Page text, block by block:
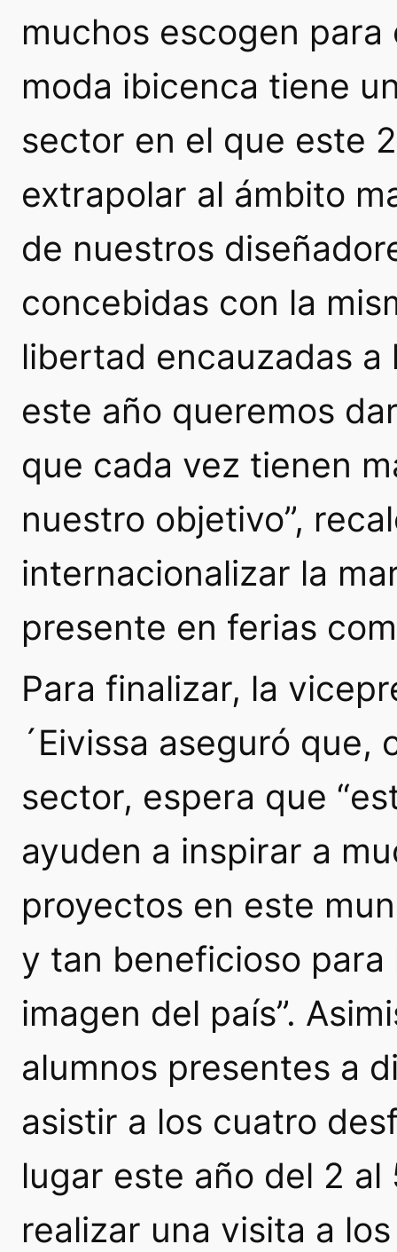
muchos escogen
moda ibicenca tiene
sector en el que este
extrapolar al ámbito
de nuestros
concebidas con la
libertad encauzadas a
este año queremos
que cada vez tienen
nuestro objetivo”,
internacionalizar la
presente en ferias
Para finalizar, la
´Eivissa aseguró
sector, espera que
ayuden a inspirar a
proyectos en este
y tan beneficioso
imagen del país”.
alumnos presentes a
asistir a los cuatro
lugar este año del 2
realizar una visita a